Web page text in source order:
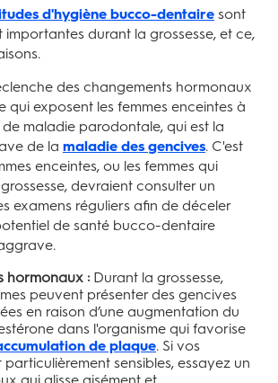
d'hygiène bucco-dentaire sont
importantes durant la grossesse, et ce,
des changements hormonaux
qui exposent les femmes enceintes à
maladie parodontale, qui est la
de la maladie des gencives. C'est
enceintes, ou les femmes qui
devraient consulter un
examens réguliers afin de déceler
de santé bucco-dentaire
hormonaux : Durant la grossesse,
peuvent présenter des gencives
en raison d’une augmentation du
dans l'organisme qui favorise
de plaque. Si vos
sensibles, essayez un